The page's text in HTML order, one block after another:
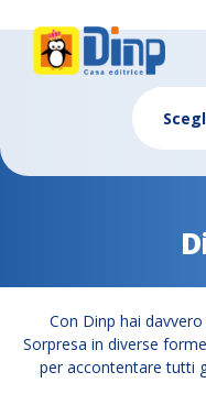
Con Dinp hai
Sorpresa in diverse
per accontentare tutti